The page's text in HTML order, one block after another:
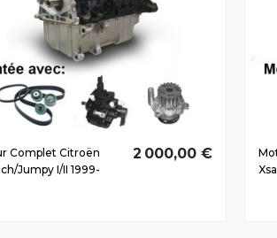
Complet Citroën
Jumpy I/II 1999-
2 000,00 €